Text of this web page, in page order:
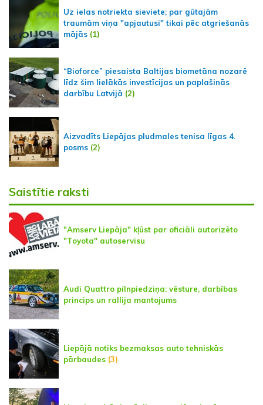
Uz ielas notriekta sieviete; par gūtajām
traumām viņa "apjautusi" tikai pēc atgriešanās
mājās (1)
“Bioforce” piesaista Baltijas biometāna nozarē
līdz šim lielākās investīcijas un paplašinās
darbību Latvijā (2)
Aizvadīts Liepājas pludmales tenisa līgas 4.
posms (2)
Saistītie raksti
"Amserv Liepāja" kļūst par oficiāli autorizēto
"Toyota" autoservisu
Audi Quattro pilnpiedziņa: vēsture, darbības
princips un rallija mantojums
Liepājā notiks bezmaksas auto tehniskās
pārbaudes (3)